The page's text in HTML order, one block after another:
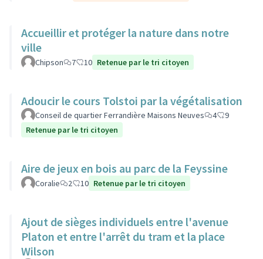
Accueillir et protéger la nature dans notre
ville
Chipson 7 10 Retenue par le tri citoyen
Adoucir le cours Tolstoi par la végétalisation
Conseil de quartier Ferrandière Maisons Neuves 4
9
Retenue par le tri citoyen
Aire de jeux en bois au parc de la Feyssine
Coralie 2 10 Retenue par le tri citoyen
Ajout de sièges individuels entre l'avenue
Platon et entre l'arrêt du tram et la place
Wilson